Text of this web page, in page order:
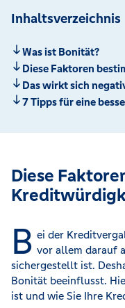
Inhaltsverzeichnis
Was ist Bonität?
Diese Faktoren
Das wirkt sich
7 Tipps für eine
Diese
B ei der
vor allem darauf
sichergestellt ist.
Bonität beeinflusst.
ist und wie Sie Ihre